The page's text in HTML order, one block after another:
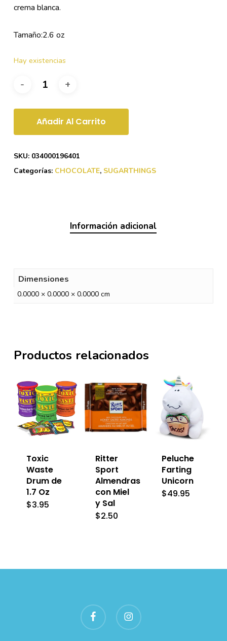
crema blanca.
Tamaño:2.6 oz
Hay existencias
Añadir Al Carrito
SKU: 034000196401
Categorías: CHOCOLATE, SUGARTHINGS
Información adicional
Dimensiones
0.0000 × 0.0000 × 0.0000 cm
Productos relacionados
Toxic
Waste
Drum de
1.7 Oz
$3.95
Ritter
Sport
Almendras
con Miel
y Sal
$2.50
Peluche
Farting
Unicorn
$49.95
facebook instagram